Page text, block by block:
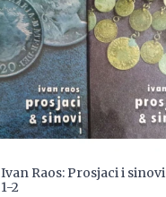
Ivan Raos: Prosjaci i sinovi
1-2